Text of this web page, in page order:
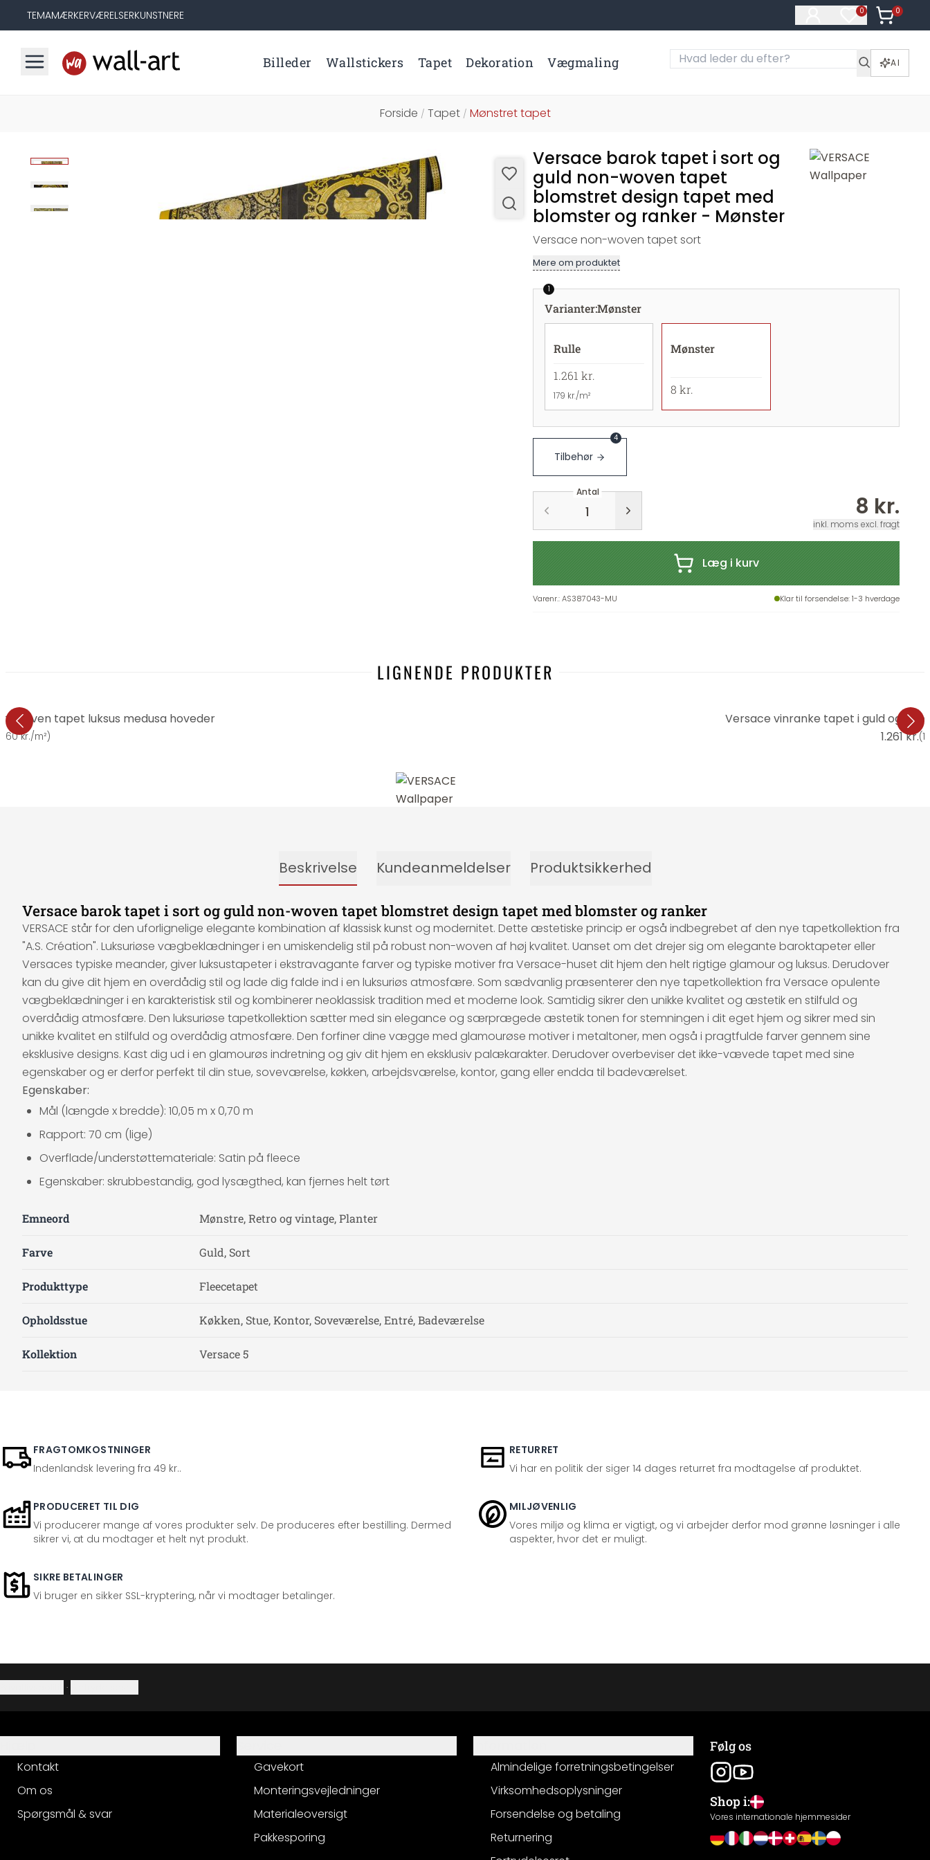
TEMAMÆRKERVÆRELSERKUNSTNERE 0
Varer på
0
Varer i
Billeder Wallstickers Tapet Dekoration Vægmaling AI
Forside / Tapet/ Mønstret tapet
Versace barok tapet i sort og
guld non-woven tapet
blomstret design tapet med
blomster og ranker - Mønster
Versace non-woven tapet sort
Mere om produktet
1
Varianter:Mønster
Rulle
1.261 kr.
179 kr./m²
Mønster
8 kr.
Tilbehør
4
Antal
8 kr.
inkl. moms excl. fragt
Læg i kurv
Varenr.:AS387043-MU Klar til forsendelse: 1-3 hverdage
LIGNENDE PRODUKTER
woven tapet luksus medusa hoveder
160 kr./m²)
Versace vinranke tapet i guld og
1.261 kr.(
Beskrivelse Kundeanmeldelser Produktsikkerhed
Versace barok tapet i sort og guld non-woven tapet blomstret design tapet med blomster og ranker
VERSACE står for den uforlignelige elegante kombination af klassisk kunst og modernitet. Dette æstetiske princip er også indbegrebet af den nye tapetkollektion fra
"A.S. Création". Luksuriøse vægbeklædninger i en umiskendelig stil på robust non-woven af høj kvalitet. Uanset om det drejer sig om elegante baroktapeter eller
Versaces typiske meander, giver luksustapeter i ekstravagante farver og typiske motiver fra Versace-huset dit hjem den helt rigtige glamour og luksus. Derudover
kan du give dit hjem en overdådig stil og lade dig falde ind i en luksuriøs atmosfære. Som sædvanlig præsenterer den nye tapetkollektion fra Versace opulente
vægbeklædninger i en karakteristisk stil og kombinerer neoklassisk tradition med et moderne look. Samtidig sikrer den unikke kvalitet og æstetik en stilfuld og
overdådig atmosfære. Den luksuriøse tapetkollektion sætter med sin elegance og særprægede æstetik tonen for stemningen i dit eget hjem og sikrer med sin
unikke kvalitet en stilfuld og overdådig atmosfære. Den forfiner dine vægge med glamourøse motiver i metaltoner, men også i pragtfulde farver gennem sine
eksklusive designs. Kast dig ud i en glamourøs indretning og giv dit hjem en eksklusiv palækarakter. Derudover overbeviser det ikke-vævede tapet med sine
egenskaber og er derfor perfekt til din stue, soveværelse, køkken, arbejdsværelse, kontor, gang eller endda til badeværelset.
Egenskaber:
Mål (længde x bredde): 10,05 m x 0,70 m
Rapport: 70 cm (lige)
Overflade/understøttemateriale: Satin på fleece
Egenskaber: skrubbestandig, god lysægthed, kan fjernes helt tørt
Emneord Mønstre, Retro og vintage, Planter
Farve Guld, Sort
Produkttype Fleecetapet
Opholdsstue Køkken, Stue, Kontor, Soveværelse, Entré, Badeværelse
Kollektion Versace 5
FRAGTOMKOSTNINGER
Indenlandsk levering fra 49 kr..
RETURRET
Vi har en politik der siger 14 dages returret fra modtagelse af produktet.
PRODUCERET TIL DIG
Vi producerer mange af vores produkter selv. De produceres efter bestilling. Dermed
sikrer vi, at du modtager et helt nyt produkt.
MILJØVENLIG
Vores miljø og klima er vigtigt, og vi arbejder derfor mod grønne løsninger i alle
aspekter, hvor det er muligt.
SIKRE BETALINGER
Vi bruger en sikker SSL-kryptering, når vi modtager betalinger.
·
Kontakt
Om os
Spørgsmål & svar
Gavekort
Monteringsvejledninger
Materialeoversigt
Pakkesporing
Almindelige forretningsbetingelser
Virksomhedsoplysninger
Forsendelse og betaling
Returnering
Følg os
Shop i:
Vores internationale hjemmesider